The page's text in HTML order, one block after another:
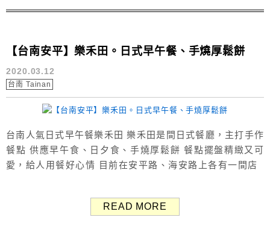
【台南安平】樂禾田。日式早午餐、手燒厚鬆餅
2020.03.12
台南 Tainan
台南人氣日式早午餐樂禾田 樂禾田是間日式餐廳，主打手作
餐點 供應早午食、日夕食、手燒厚鬆餅 餐點擺盤精緻又可
愛，給人用餐好心情 目前在安平路、海安路上各有一間店
敞 雖然仍在疫情期間，但一到假日人潮還是滿多的 有情侶
READ MORE